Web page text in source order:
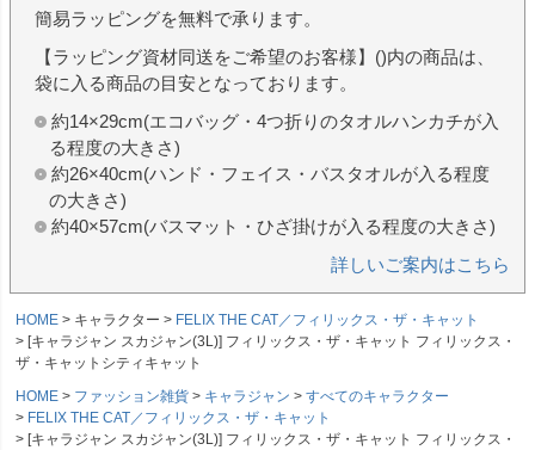
簡易ラッピングを無料で承ります。
【ラッピング資材同送をご希望のお客様】()内の商品は、
袋に入る商品の目安となっております。
約14×29cm(エコバッグ・4つ折りのタオルハンカチが入
る程度の大きさ)
約26×40cm(ハンド・フェイス・バスタオルが入る程度
の大きさ)
約40×57cm(バスマット・ひざ掛けが入る程度の大きさ)
詳しいご案内はこちら
HOME キャラクター
FELIX THE CAT／フィリックス・ザ・キャット
[キャラジャン スカジャン(3L)] フィリックス・ザ・キャット フィリックス・
ザ・キャットシティキャット
HOME
ファッション雑貨 キャラジャン
すべてのキャラクター
FELIX THE CAT／フィリックス・ザ・キャット
[キャラジャン スカジャン(3L)] フィリックス・ザ・キャット フィリックス・